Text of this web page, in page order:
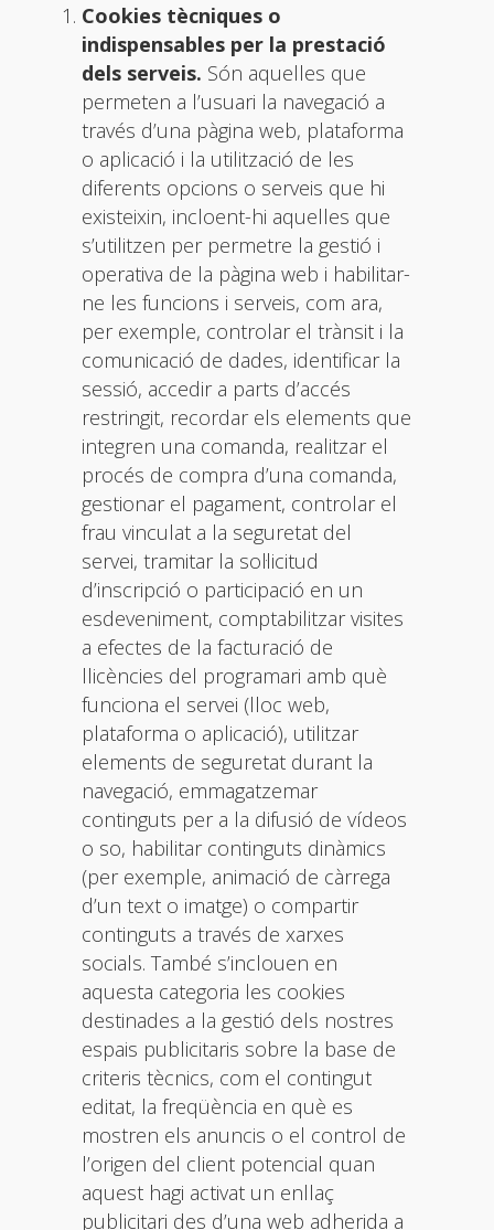
Cookies tècniques o
indispensables per la prestació
dels serveis. Són aquelles que
permeten a l’usuari la navegació a
través d’una pàgina web, plataforma
o aplicació i la utilització de les
diferents opcions o serveis que hi
existeixin, incloent-hi aquelles que
s’utilitzen per permetre la gestió i
operativa de la pàgina web i habilitar-
ne les funcions i serveis, com ara,
per exemple, controlar el trànsit i la
comunicació de dades, identificar la
sessió, accedir a parts d’accés
restringit, recordar els elements que
integren una comanda, realitzar el
procés de compra d’una comanda,
gestionar el pagament, controlar el
frau vinculat a la seguretat del
servei, tramitar la sol·licitud
d’inscripció o participació en un
esdeveniment, comptabilitzar visites
a efectes de la facturació de
llicències del programari amb què
funciona el servei (lloc web,
plataforma o aplicació), utilitzar
elements de seguretat durant la
navegació, emmagatzemar
continguts per a la difusió de vídeos
o so, habilitar continguts dinàmics
(per exemple, animació de càrrega
d’un text o imatge) o compartir
continguts a través de xarxes
socials. També s’inclouen en
aquesta categoria les cookies
destinades a la gestió dels nostres
espais publicitaris sobre la base de
criteris tècnics, com el contingut
editat, la freqüència en què es
mostren els anuncis o el control de
l’origen del client potencial quan
aquest hagi activat un enllaç
publicitari des d’una web adherida a